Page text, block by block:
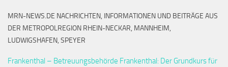
MRN-NEWS.DE NACHRICHTEN, INFORMATIONEN UND BEITRÄGE AUS
DER METROPOLREGION RHEIN-NECKAR, MANNHEIM,
LUDWIGSHAFEN, SPEYER
Frankenthal – Betreuungsbehörde Frankenthal: Der Grundkurs für